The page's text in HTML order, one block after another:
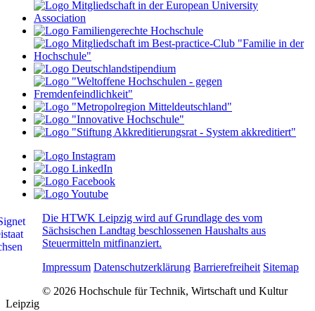
Die HTWK Leipzig wird auf Grundlage des vom
Sächsischen Landtag beschlossenen Haushalts aus
Steuermitteln mitfinanziert.
Impressum Datenschutzerklärung Barrierefreiheit Sitemap
© 2026 Hochschule für Technik, Wirtschaft und Kultur
Leipzig